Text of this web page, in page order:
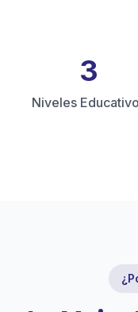
3
Niveles